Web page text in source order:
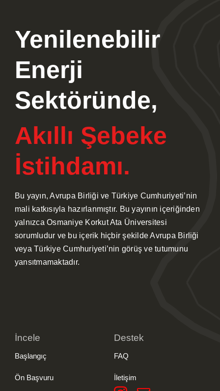
Faydalı Dokümanlar
İletişim
Yenilenebilir
Enerji
Sektöründe,
Akıllı Şebeke
İstihdamı.
Bu yayın, Avrupa Birliği ve Türkiye Cumhuriyeti’nin
mali katkısıyla hazırlanmıştır. Bu yayının içeriğinden
yalnızca Osmaniye Korkut Ata Üniversitesi
sorumludur ve bu içerik hiçbir şekilde Avrupa Birliği
veya Türkiye Cumhuriyeti’nin görüş ve tutumunu
yansıtmamaktadır.
İncele
Başlangıç
Ön Başvuru
Destek
FAQ
İletişim